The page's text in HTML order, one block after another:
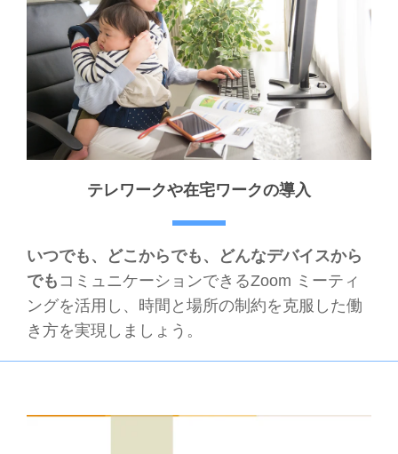
テレワークや在宅ワークの導入
いつでも、どこからでも、どんなデバイスから
でも コミュニケーションできるZoom ミーティ
ングを活用し、時間と場所の制約を克服した働
き方を実現しましょう。